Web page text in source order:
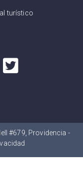
turístico
#679, Providencia -